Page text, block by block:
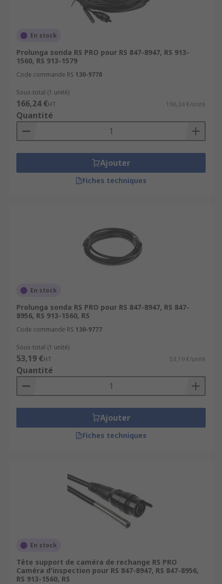
En stock
Prolunga sonda RS PRO pour RS 847-8947, RS 913-
1560, RS 913-1579
Code commande RS 130-9778
Sous-total (1 unité)
166,24 €HT 166,24 €/unité
Quantité
Ajouter
Fiches techniques
En stock
Prolunga sonda RS PRO pour RS 847-8947, RS 847-
8956, RS 913-1560, RS
Code commande RS 130-9777
Sous-total (1 unité)
53,19 €HT 53,19 €/unité
Quantité
Ajouter
Fiches techniques
En stock
Tête support de caméra de rechange RS PRO
Caméra d'inspection pour RS 847-8947, RS 847-8956,
RS 913-1560, RS